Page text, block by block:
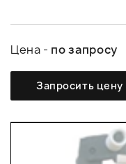
Цена - по запросу
Запросить цену